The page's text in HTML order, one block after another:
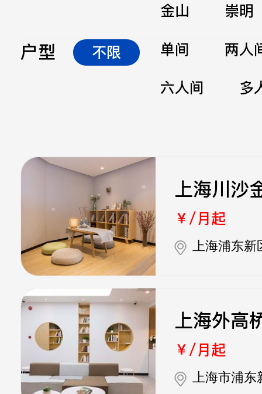
金山
崇明
户型 不限 单间
两人
六人间
多
上海川沙
￥/月起
上海浦东新
上海外高
￥/月起
上海市浦东